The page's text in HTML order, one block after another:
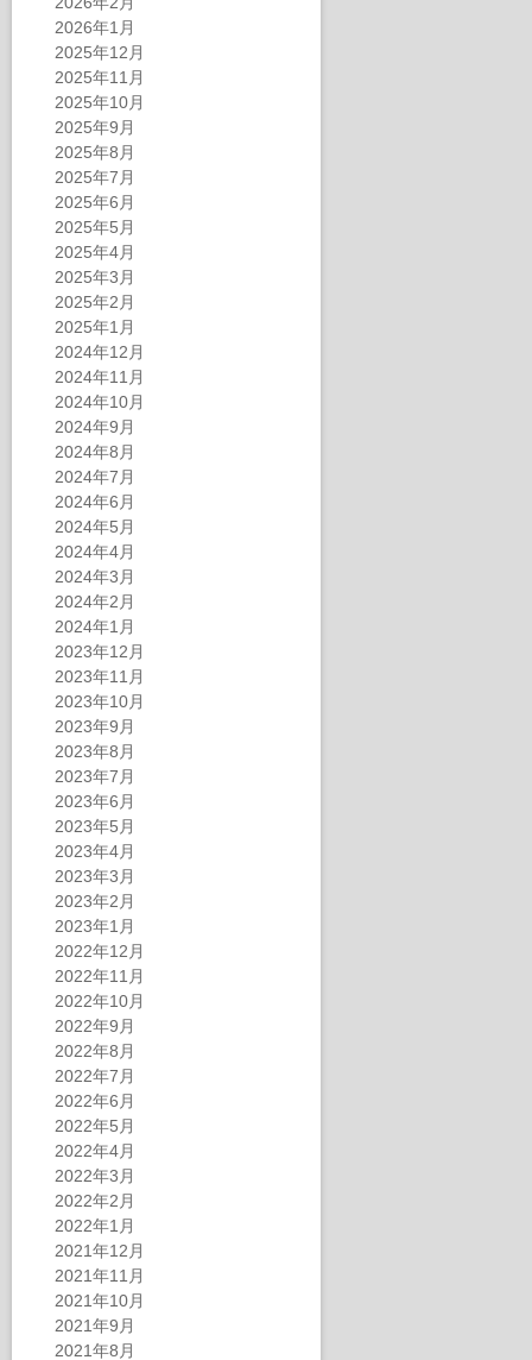
2026年1月
2025年12月
2025年11月
2025年10月
2025年9月
2025年8月
2025年7月
2025年6月
2025年5月
2025年4月
2025年3月
2025年2月
2025年1月
2024年12月
2024年11月
2024年10月
2024年9月
2024年8月
2024年7月
2024年6月
2024年5月
2024年4月
2024年3月
2024年2月
2024年1月
2023年12月
2023年11月
2023年10月
2023年9月
2023年8月
2023年7月
2023年6月
2023年5月
2023年4月
2023年3月
2023年2月
2023年1月
2022年12月
2022年11月
2022年10月
2022年9月
2022年8月
2022年7月
2022年6月
2022年5月
2022年4月
2022年3月
2022年2月
2022年1月
2021年12月
2021年11月
2021年10月
2021年9月
2021年8月